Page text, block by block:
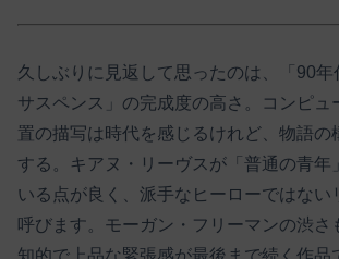
久しぶりに見返して思ったのは、「90年
サスペンス」の完成度の高さ。コンピュ
置の描写は時代を感じるけれど、物語の
する。キアヌ・リーヴスが「普通の青年
いる点が良く、派手なヒーローではない
呼びます。モーガン・フリーマンの渋さ
知的で上品な緊張感が最後まで続く作品